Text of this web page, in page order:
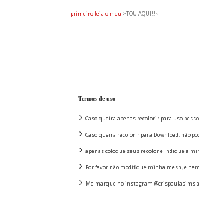
primeiro leia o meu >TOU AQUI!!<
Termos de uso
Caso queira apenas recolorir para uso
Caso queira recolorir para Download, não
apenas coloque seus recolor e indique a
Por favor não modifique minha mesh, e
Me marque no instagram @crispaulasims